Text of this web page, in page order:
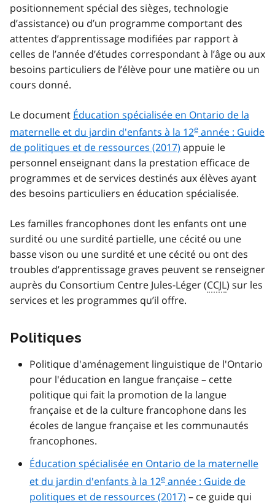
positionnement spécial des sièges, technologie
d’assistance) ou d’un programme comportant des
attentes d’apprentissage modifiées par rapport à
celles de l’année d’études correspondant à l’âge ou aux
besoins particuliers de l’élève pour une matière ou un
cours donné.
Le document Éducation spécialisée en Ontario de la
maternelle et du jardin d'enfants à la 12e année : Guide
de politiques et de ressources (2017) appuie le
personnel enseignant dans la prestation efficace de
programmes et de services destinés aux élèves ayant
des besoins particuliers en éducation spécialisée.
Les familles francophones dont les enfants ont une
surdité ou une surdité partielle, une cécité ou une
basse vison ou une surdité et une cécité ou ont des
troubles d’apprentissage graves peuvent se renseigner
auprès du Consortium Centre Jules-Léger (CCJL) sur les
services et les programmes qu’il offre.
Politiques
Politique d'aménagement linguistique de l'Ontario
pour l'éducation en langue française – cette
politique qui fait la promotion de la langue
française et de la culture francophone dans les
écoles de langue française et les communautés
francophones.
Éducation spécialisée en Ontario de la maternelle
et du jardin d'enfants à la 12e année : Guide de
politiques et de ressources (2017) – ce guide qui